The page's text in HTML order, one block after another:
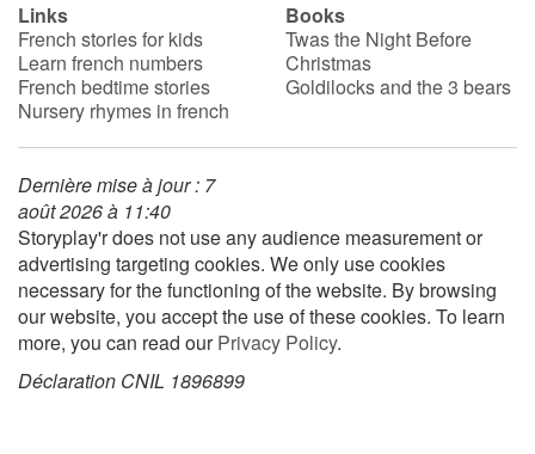
Links
French stories for kids
Learn french numbers
French bedtime stories
Nursery rhymes in french
Books
Twas the Night Before
Christmas
Goldilocks and the 3 bears
Dernière mise à jour : 7
août 2026 à 11:40
Storyplay'r does not use any audience measurement or
advertising targeting cookies. We only use cookies
necessary for the functioning of the website. By browsing
our website, you accept the use of these cookies. To learn
more, you can read ourPrivacy Policy.
Déclaration CNIL 1896899